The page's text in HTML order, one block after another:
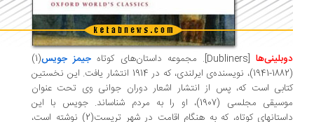
[
Dubliners]. مجموعه داستان­‌های کوتاه جیمز جویس
(1)
(1882-1941)، نویسنده‌­ی ایرلندی، که در 1914 انتشار یافت. این نخستین
است که، پس از انتشار اشعار دوران جوانی وی تحت عنوان
موسیقی مجلسی (1907)، او را به مردم شناساند. جویس با این
داستانهای کوتاه، که به هنگام اقامت در شهر تریست(2) نوشته است،